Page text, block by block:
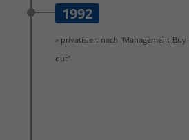
1992
» privatisiert nach "Management-Buy-
out"